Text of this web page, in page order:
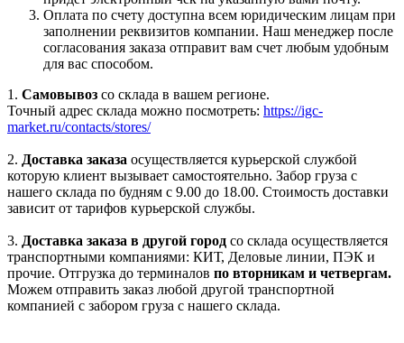
Оплата по счету доступна всем юридическим лицам при
заполнении реквизитов компании. Наш менеджер после
согласования заказа отправит вам счет любым удобным
для вас способом.
1. Самовывоз со склада в вашем регионе.
Точный адрес склада можно посмотреть: https://igc-
market.ru/contacts/stores/
2. Доставка заказа осуществляется курьерской службой
которую клиент вызывает самостоятельно. Забор груза с
нашего склада по будням с 9.00 до 18.00. Стоимость доставки
зависит от тарифов курьерской службы.
3. Доставка заказа в другой город со склада осуществляется
транспортными компаниями: КИТ, Деловые линии, ПЭК и
прочие. Отгрузка до терминалов по вторникам и четвергам.
Можем отправить заказ любой другой транспортной
компанией с забором груза с нашего склада.